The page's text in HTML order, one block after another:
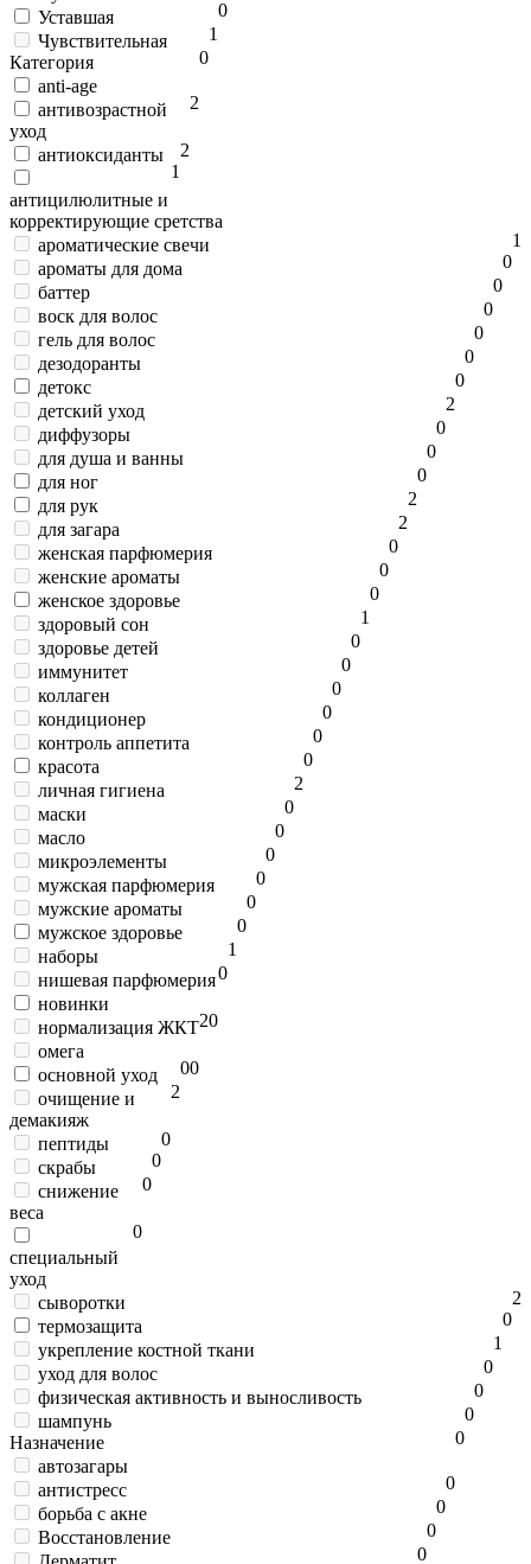
0
Уставшая
1
Чувствительная
0
Категория
anti-age
2
антивозрастной
уход
2
антиоксиданты
1
антицилюлитные и
корректирующие сретства
1
ароматические свечи
0
ароматы для дома
0
баттер
0
воск для волос
0
гель для волос
0
дезодоранты
0
детокс
2
детский уход
0
диффузоры
0
для душа и ванны
0
для ног
2
для рук
2
для загара
0
женская парфюмерия
0
женские ароматы
0
женское здоровье
1
здоровый сон
0
здоровье детей
0
иммунитет
0
коллаген
0
кондиционер
0
контроль аппетита
0
красота
2
личная гигиена
0
маски
0
масло
0
микроэлементы
0
мужская парфюмерия
0
мужские ароматы
0
мужское здоровье
1
наборы
0
нишевая парфюмерия
0
новинки
2
нормализация ЖКТ
0
омега
0
основной уход
2
очищение и
демакияж
0
пептиды
0
скрабы
0
снижение
веса
0
специальный
уход
2
сыворотки
0
термозащита
1
укрепление костной ткани
0
уход для волос
0
физическая активность и выносливость
0
шампунь
0
Назначение
автозагары
0
антистресс
0
борьба с акне
0
Восстановление
0